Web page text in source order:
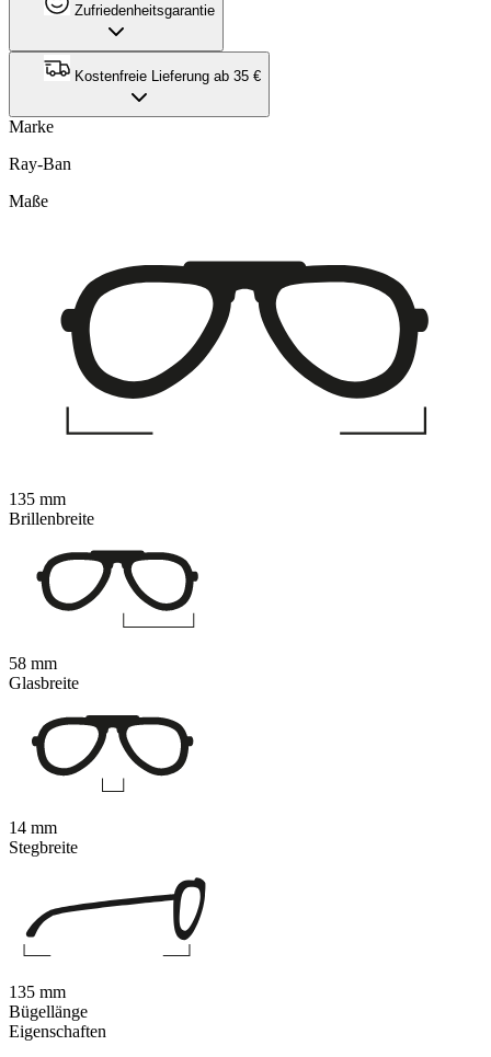
Zufriedenheitsgarantie
Kostenfreie Lieferung ab 35 €
Marke
Ray-Ban
Eigenschaften
Maße
135 mm
Brillenbreite
58 mm
Glasbreite
14 mm
Stegbreite
135 mm
Bügellänge